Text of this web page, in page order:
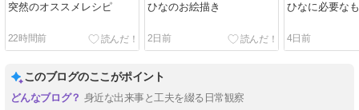
突然のオススメレシピ
22時間前
ひなのお絵描き
2日前
ひなに必要な
4日前
このブログのここがポイント
身近な出来事と工夫を綴る日常観察